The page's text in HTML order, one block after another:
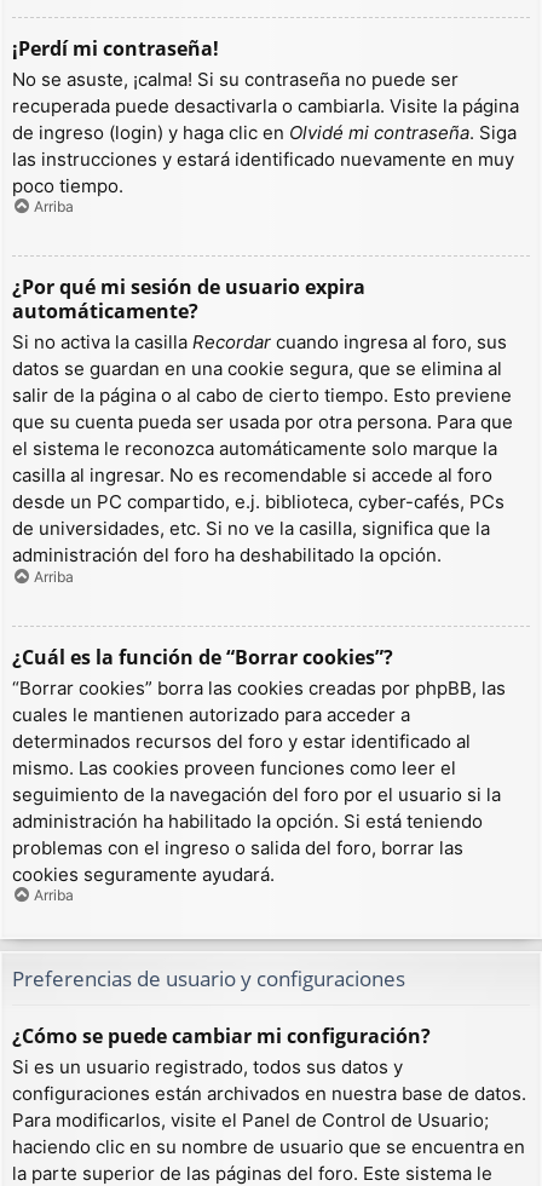
¡Perdí mi contraseña!
No se asuste, ¡calma! Si su contraseña no puede ser
recuperada puede desactivarla o cambiarla. Visite la página
de ingreso (login) y haga clic en Olvidé mi contraseña. Siga
las instrucciones y estará identificado nuevamente en muy
poco tiempo.
Arriba
¿Por qué mi sesión de usuario expira
automáticamente?
Si no activa la casilla Recordar cuando ingresa al foro, sus
datos se guardan en una cookie segura, que se elimina al
salir de la página o al cabo de cierto tiempo. Esto previene
que su cuenta pueda ser usada por otra persona. Para que
el sistema le reconozca automáticamente solo marque la
casilla al ingresar. No es recomendable si accede al foro
desde un PC compartido, e.j. biblioteca, cyber-cafés, PCs
de universidades, etc. Si no ve la casilla, significa que la
administración del foro ha deshabilitado la opción.
Arriba
¿Cuál es la función de “Borrar cookies”?
“Borrar cookies” borra las cookies creadas por phpBB, las
cuales le mantienen autorizado para acceder a
determinados recursos del foro y estar identificado al
mismo. Las cookies proveen funciones como leer el
seguimiento de la navegación del foro por el usuario si la
administración ha habilitado la opción. Si está teniendo
problemas con el ingreso o salida del foro, borrar las
cookies seguramente ayudará.
Arriba
Preferencias de usuario y configuraciones
¿Cómo se puede cambiar mi configuración?
Si es un usuario registrado, todos sus datos y
configuraciones están archivados en nuestra base de datos.
Para modificarlos, visite el Panel de Control de Usuario;
haciendo clic en su nombre de usuario que se encuentra en
la parte superior de las páginas del foro. Este sistema le